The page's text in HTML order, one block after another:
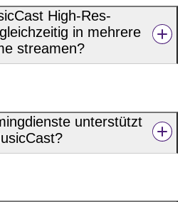
High-Res-
in mehrere
streamen?
unterstützt